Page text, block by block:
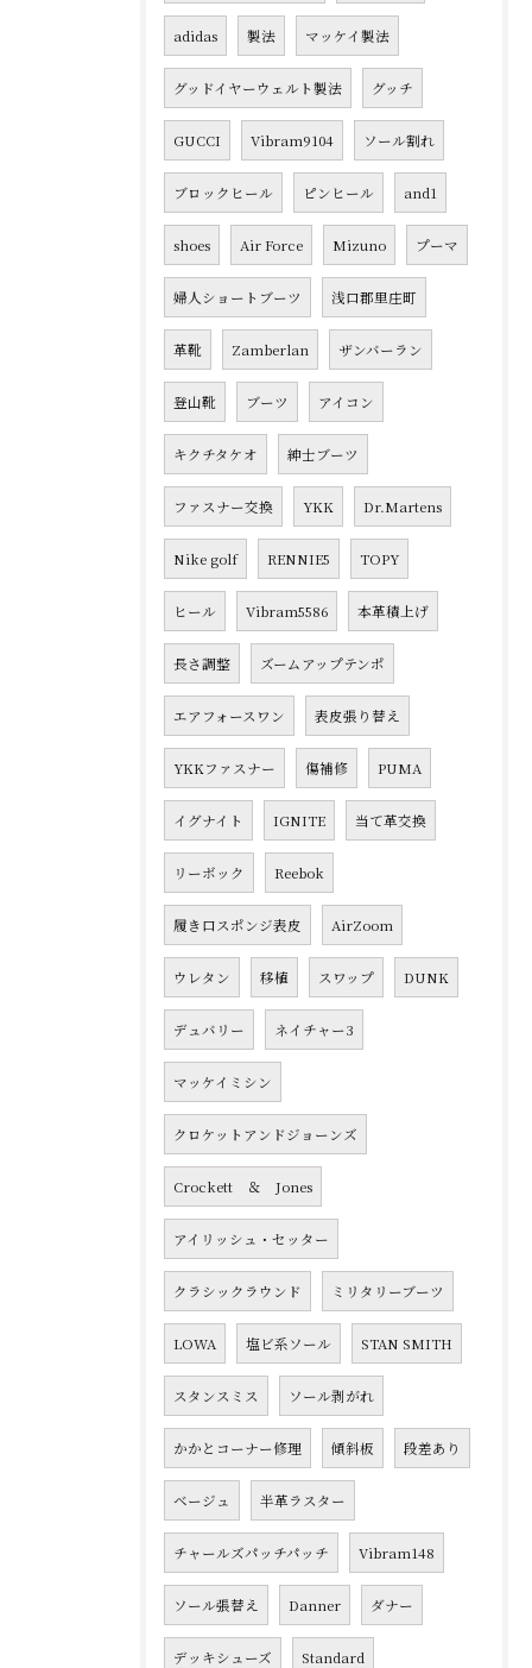
adidas 製法 マッケイ製法
グッドイヤーウェルト製法 グッチ
GUCCI Vibram9104 ソール割れ
ブロックヒール ピンヒール and1
shoes Air Force Mizuno プーマ
婦人ショートブーツ 浅口郡里庄町
革靴 Zamberlan ザンバーラン
登山靴 ブーツ アイコン
キクチタケオ 紳士ブーツ
ファスナー交換 YKK Dr.Martens
Nike golf RENNIE5 TOPY
ヒール Vibram5586 本革積上げ
長さ調整 ズームアップテンポ
エアフォースワン 表皮張り替え
YKKファスナー 傷補修 PUMA
イグナイト IGNITE 当て革交換
リーボック Reebok
履き口スポンジ表皮 AirZoom
ウレタン 移植 スワップ DUNK
デュバリー ネイチャー3
マッケイミシン
クロケットアンドジョーンズ
Crockett ＆ Jones
アイリッシュ・セッター
クラシックラウンド ミリタリーブーツ
LOWA 塩ビ系ソール STAN SMITH
スタンスミス ソール剥がれ
かかとコーナー修理 傾斜板 段差あり
ベージュ 半革ラスター
チャールズパッチパッチ Vibram148
ソール張替え Danner ダナー
デッキシューズ Standard